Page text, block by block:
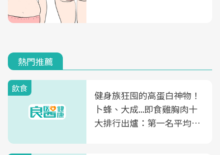
熱門推薦
飲食
健身族狂囤的高蛋白神物！
卜蜂、大成...即食雞胸肉十
大排行出爐：第一名平均一